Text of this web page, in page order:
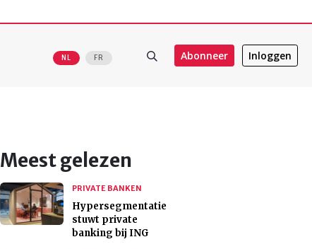
NL FR Abonneer Inloggen
Meest gelezen
PRIVATE BANKEN
Hypersegmentatie
stuwt private
banking bij ING